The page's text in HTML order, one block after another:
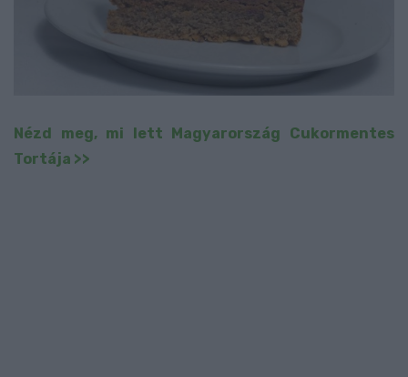
Nézd meg, mi lett Magyarország Cukormentes
Tortája >>